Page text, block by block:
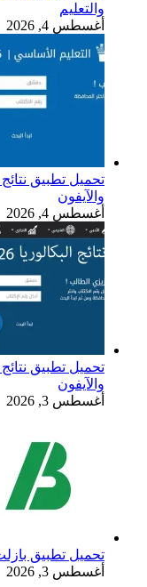
والتعليم
أغسطس 4, 2026
والآيفون
أغسطس 4, 2026
والآيفون
أغسطس 3, 2026
تحميل تطبيق
أغسطس 3, 2026